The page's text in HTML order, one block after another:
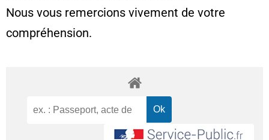
Nous vous remercions vivement de votre
compréhension.